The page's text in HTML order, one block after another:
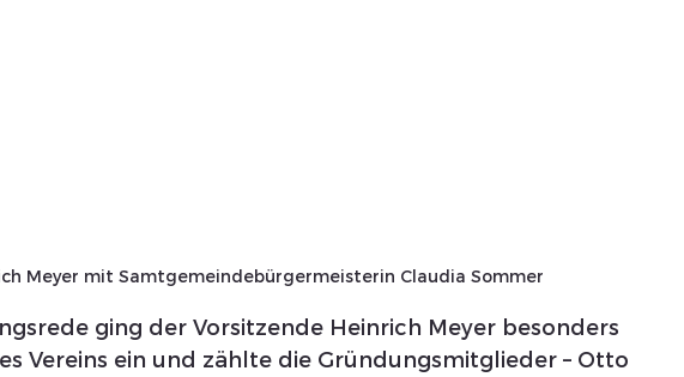
Meyer mit Samtgemeindebürgermeisterin Claudia Sommer
ging der Vorsitzende Heinrich Meyer besonders
Vereins ein und zählte die Gründungsmitglieder – Otto